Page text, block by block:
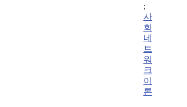
;
사
회
네
트
워
크
이
론